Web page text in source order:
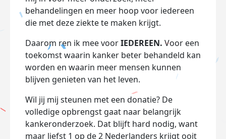
behandelingen en meer hoop voor iedereen
die met deze ziekte te maken krijgt.
Daarom ren ik mee voorIEDEREEN. Voor een
toekomst waarin kanker beter behandeld kan
worden en waarin meer mensen kunnen
blijven genieten van het leven.
Wil jij mij steunen met een donatie? De
volledige opbrengst gaat naar belangrijk
kankeronderzoek. Dat blijft hard nodig, want
maar liefst 1 op de 2 Nederlanders krijgt ooit